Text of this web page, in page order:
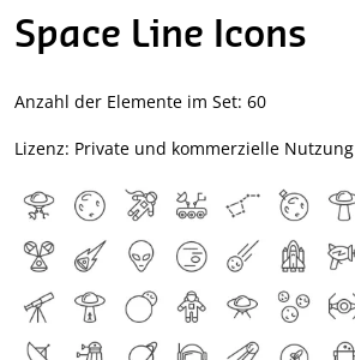
Space Line Icons
Anzahl der Elemente im Set: 60
Lizenz: Private und kommerzielle Nutzung